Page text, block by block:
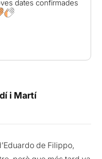
dates confirmades
i Martí
de Filippo,